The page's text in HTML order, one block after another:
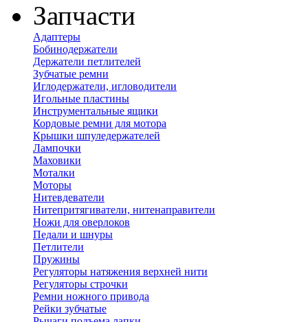
Запчасти
Адаптеры
Бобинодержатели
Держатели петлителей
Зубчатые ремни
Иглодержатели, игловодители
Игольные пластины
Инструментальные ящики
Кордовые ремни для мотора
Крышки шпуледержателей
Лампочки
Маховики
Моталки
Моторы
Нитевдеватели
Нитепритягиватели, нитенаправители
Ножи для оверлоков
Педали и шнуры
Петлители
Пружины
Регуляторы натяжения верхней нити
Регуляторы строчки
Ремни ножного привода
Рейки зубчатые